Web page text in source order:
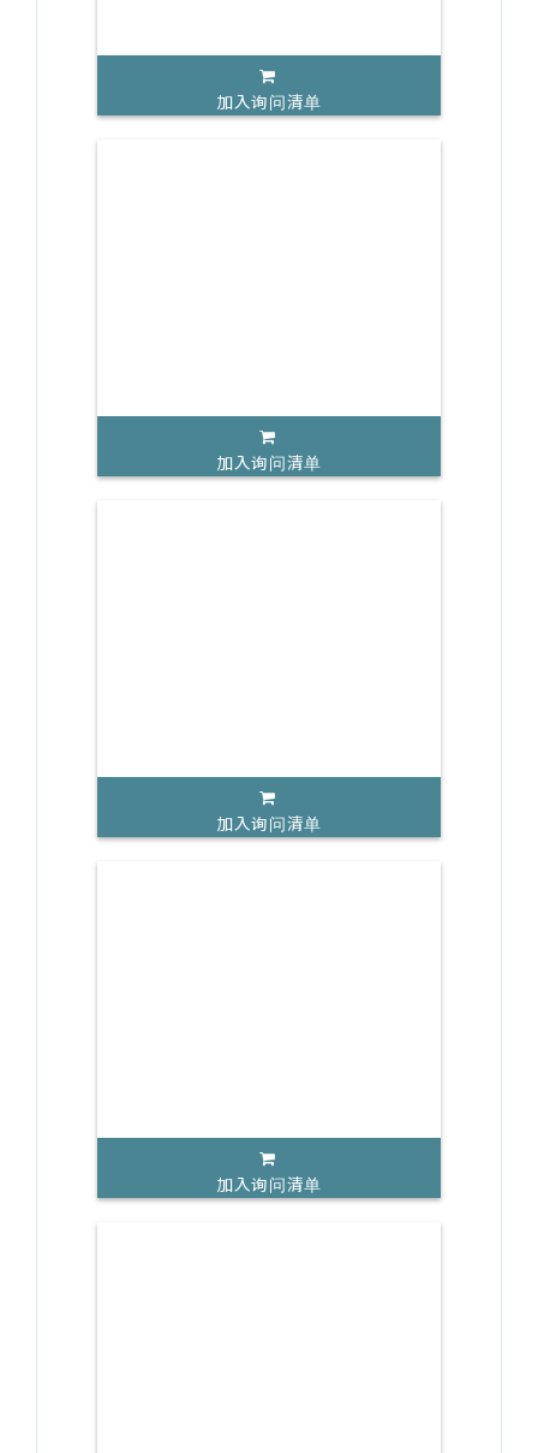
加入询问清单
加入询问清单
加入询问清单
加入询问清单